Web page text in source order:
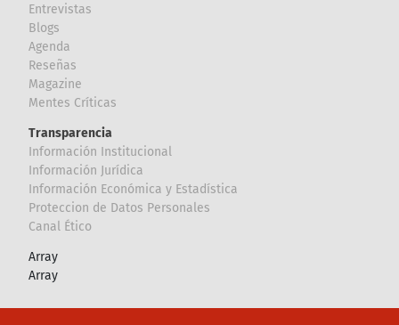
Entrevistas
Blogs
Agenda
Reseñas
Magazine
Mentes Críticas
Transparencia
Información Institucional
Información Jurídica
Información Económica y Estadística
Proteccion de Datos Personales
Canal Ético
Array
Array